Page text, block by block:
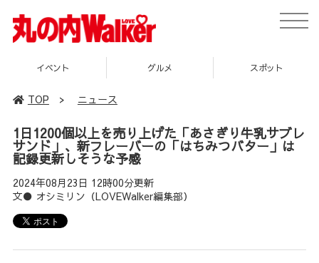
toggle
イベント グルメ スポット
TOP > ニュース
1日1200個以上を売り上げた「あさぎり牛乳サブレ
サンド」、新フレーバーの「はちみつバター」は
記録更新しそうな予感
2024年08月23日 12時00分更新
文● オシミリン（LOVEWalker編集部）